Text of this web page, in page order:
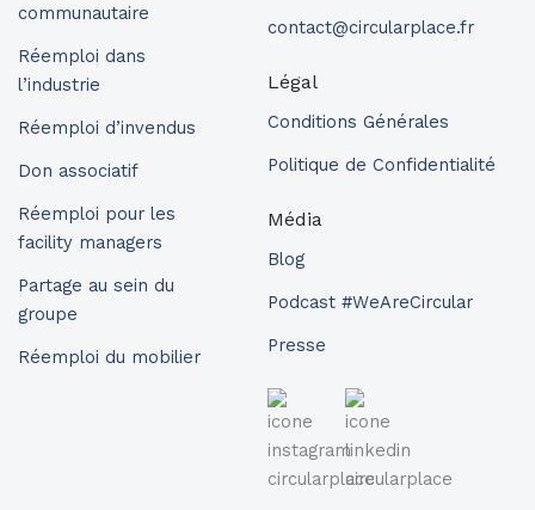
communautaire
Réemploi dans
l’industrie
Réemploi d’invendus
Don associatif
Réemploi pour les
facility managers
Partage au sein du
groupe
Réemploi du mobilier
contact@circularplace.fr
Légal
Conditions Générales
Politique de Confidentialité
Média
Blog
Podcast #WeAreCircular
Presse